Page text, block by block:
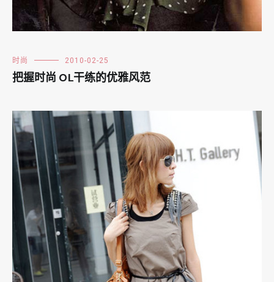
时尚 2010-02-25
把握时尚 OL干练的优雅风范